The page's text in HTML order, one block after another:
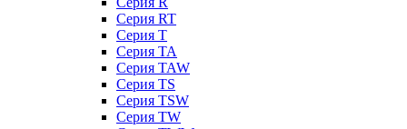
Серия RT
Серия T
Серия TA
Серия TAW
Серия TS
Серия TSW
Серия TW